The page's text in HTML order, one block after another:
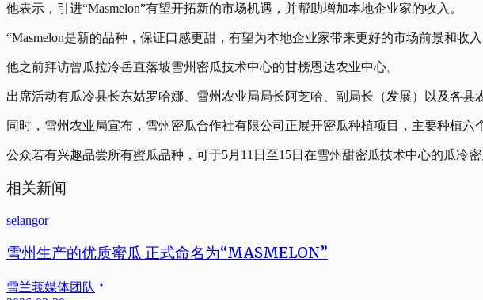
他表示，引进“Masmelon”有望开拓新的市场机遇，并帮助增加本地企业家的收入。
“Masmelon是新的品种，保证口感更甜，有望为本地企业家带来更好的市场前景和收
他之前拜访曾瓜拉冷岳直落坡雪州密瓜技术中心的甘榜恩达农业中心。
出席活动有瓜冷县长东姑罗哈娜、雪州农业局局长阿芝哈、副局长（发展）以及各县
同时，雪州农业局宣布，雪州密瓜合作社有限公司正展开密瓜种植项目，主要种植六
公众若有兴趣品尝所有蜜瓜品种，可于5月11日至15日在雪州甜密瓜技术中心的瓜冷密
相关新闻
selangor
雪州生产的优质蜜瓜 正式命名为“MASMELON”
雪兰莪媒体团队